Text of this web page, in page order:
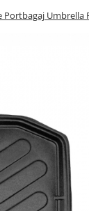
Portbagaj Umbrella